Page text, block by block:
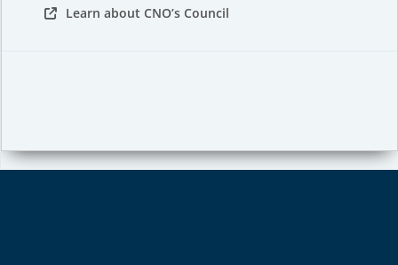
Learn about CNO’s Council